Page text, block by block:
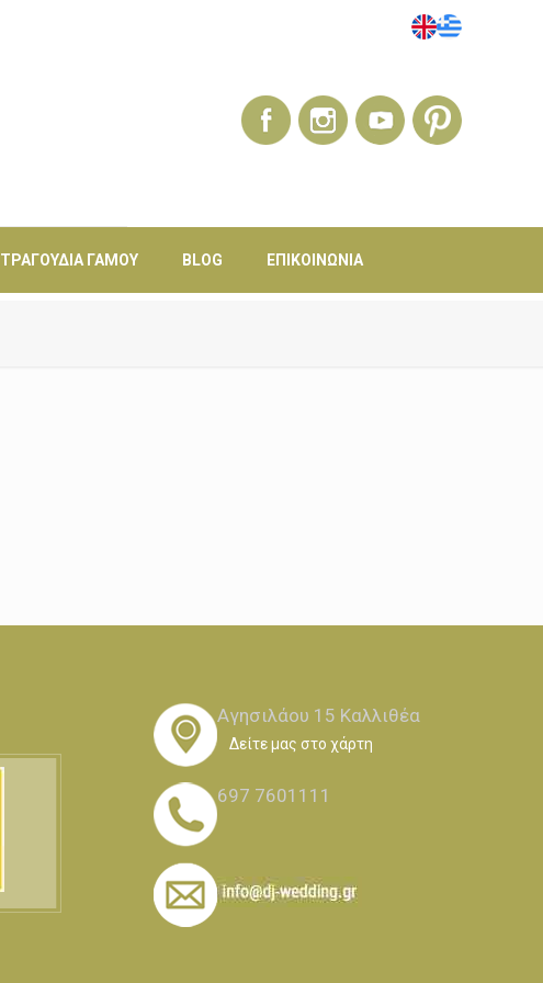
ΤΡΑΓΟΎΔΙΑ ΓΆΜΟΥ BLOG ΕΠΙΚΟΙΝΩΝΊΑ
Αγησιλάου 15 Καλλιθέα
Δείτε μας στο χάρτη
697 7601111